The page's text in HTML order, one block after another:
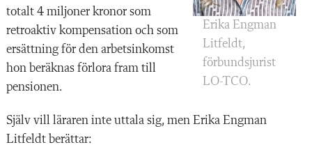
Erika Engman
Litfeldt,
förbundsjurist
LO-TCO.
totalt 4 miljoner kronor som
retroaktiv kompensation och som
ersättning för den arbetsinkomst
hon beräknas förlora fram till
pensionen.
Själv vill läraren inte uttala sig, men Erika Engman
Litfeldt berättar: